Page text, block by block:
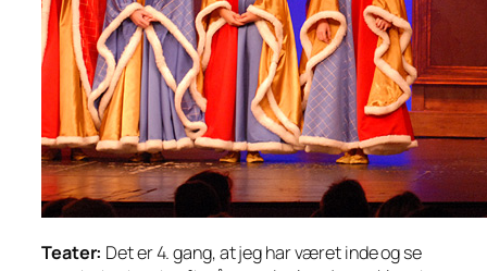
Teater: Det er 4. gang, at jeg har været inde og se